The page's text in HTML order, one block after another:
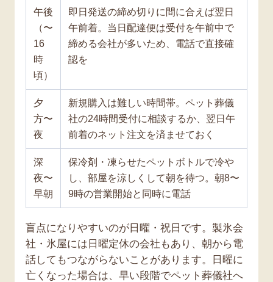
午後
（〜
16
時
頃）
即日発送の締め切りに間に合えば翌日
午前着。当日配達便は受付を午前中で
締める会社が多いため、電話で直接確
認を
夕
方〜
夜
新規購入は難しい時間帯。ペット葬儀
社の24時間受付に相談するか、翌日午
前着のネット注文を済ませておく
深
夜〜
早朝
保冷剤・凍らせたペットボトルで冷や
し、部屋を涼しくして朝を待つ。朝8〜
9時の営業開始と同時に電話
盲点になりやすいのが日曜・祝日です。製氷会
社・氷屋には日曜定休の会社もあり、朝から電
話してもつながらないことがあります。日曜に
亡くなった場合は、早い段階でペット葬儀社へ